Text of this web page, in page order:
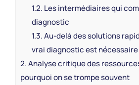
1.2. Les intermédiaires qui
diagnostic
1.3.Au-delà des solutions
vrai diagnostic est nécessaire
2.Analyse critique des
pourquoi on se trompe souvent